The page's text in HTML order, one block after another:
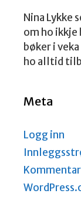
Nina
om ho ikkje
bøker i
ho alltid
Meta
Logg inn